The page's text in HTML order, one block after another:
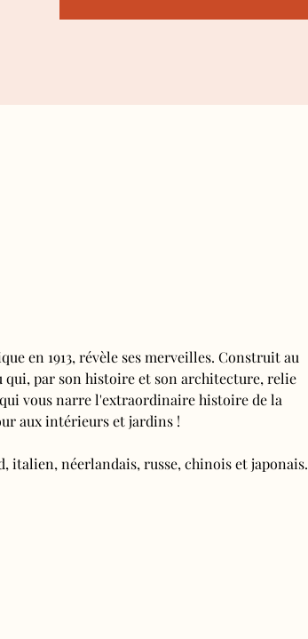
en 1913, révèle ses merveilles. Construit au
qui, par son histoire et son architecture, relie
vous narre l'extraordinaire histoire de la
aux intérieurs et jardins !
italien, néerlandais, russe, chinois et japonais.